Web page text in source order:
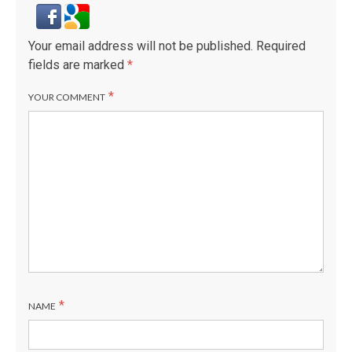
Your email address will not be published. Required
fields are marked *
YOUR COMMENT *
NAME *